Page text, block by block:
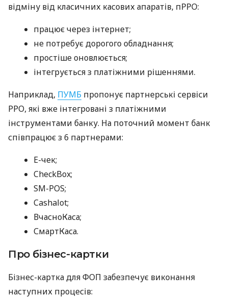
відміну від класичних касових апаратів, пРРО:
працює через інтернет;
не потребує дорогого обладнання;
простіше оновлюється;
інтегрується з платіжними рішеннями.
Наприклад, ПУМБ пропонує партнерські сервіси
РРО, які вже інтегровані з платіжними
інструментами банку. На поточний момент банк
співпрацює з 6 партнерами:
E-чек;
CheckBox;
SM-POS;
Cashalot;
ВчасноКаса;
СмартКаса.
Про бізнес-картки
Бізнес-картка для ФОП забезпечує виконання
наступних процесів: